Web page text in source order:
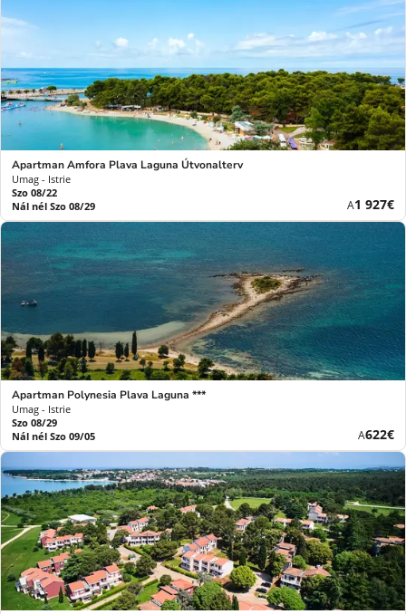
Apartman Amfora Plava Laguna Útvonalterv
Umag - Istrie
Szo 08/22
Nál nél Szo 08/29
AÚj
ár
1 927€
Apartman Polynesia Plava Laguna ***
Umag - Istrie
Szo 08/29
Nál nél Szo 09/05
AÚj
ár
622€